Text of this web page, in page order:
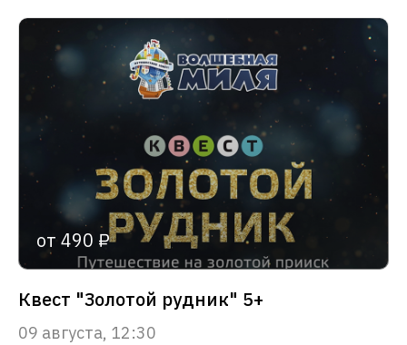
от 490 ₽
Квест "Золотой рудник" 5+
09 августа, 12:30